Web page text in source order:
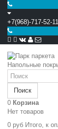
+7(968)-717-52-11
 
Напольные
Поиск
0 Корзина
Нет товаров
0 руб Итого, к